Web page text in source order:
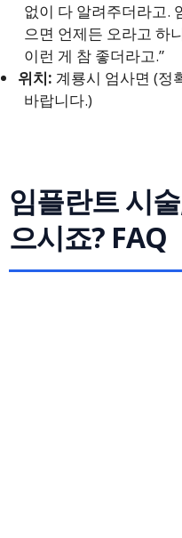
없이 다 알려주더라고.
으면 언제든 오라고 하
이런 게 참 좋더라고.”
위치: 계룡시 엄사면 (정
바랍니다.)
임플란트 시
으시죠? FAQ